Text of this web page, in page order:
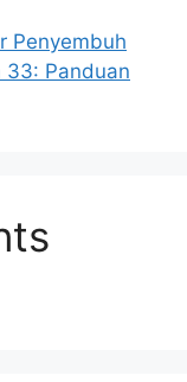
Penyembuh
33: Panduan